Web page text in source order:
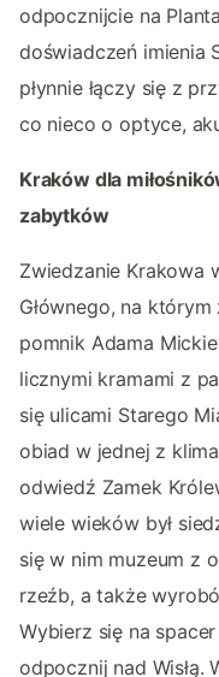
odpocznijcie na
doświadczeń imienia
płynnie łączy się z
co nieco o optyce,
Kraków dla
zabytków
Zwiedzanie Krakowa
Głównego, na którym
pomnik Adama
licznymi kramami z
się ulicami Starego
obiad w jednej z
odwiedź Zamek
wiele wieków był
się w nim muzeum z
rzeźb, a także
Wybierz się na
odpocznij nad Wisłą.